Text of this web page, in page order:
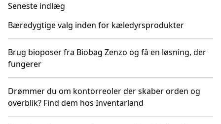
Seneste indlæg
Bæredygtige valg inden for kæledyrsprodukter
Brug bioposer fra Biobag Zenzo og få en løsning, der
fungerer
Drømmer du om kontorreoler der skaber orden og
overblik? Find dem hos Inventarland